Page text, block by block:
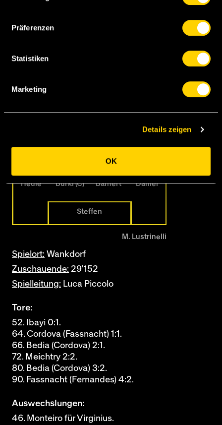
Präferenzen
Statistiken
Marketing
Details zeigen
OK
Reichmuth
Heule Bürki (C) Bamert Dähler
Steffen
M. Lustrinelli
Spielort: Wankdorf
Zuschauende: 29'152
Spielleitung: Luca Piccolo
Tore:
52. Ibayi 0:1.
64. Cordova (Fassnacht) 1:1.
66. Bedia (Cordova) 2:1.
72. Meichtry 2:2.
80. Bedia (Cordova) 3:2.
90. Fassnacht (Fernandes) 4:2.
Auswechslungen:
46. Monteiro für Virginius.